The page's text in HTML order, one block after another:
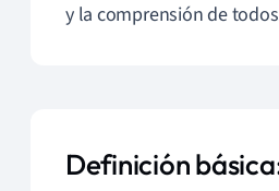
y la comprensión de
Definición